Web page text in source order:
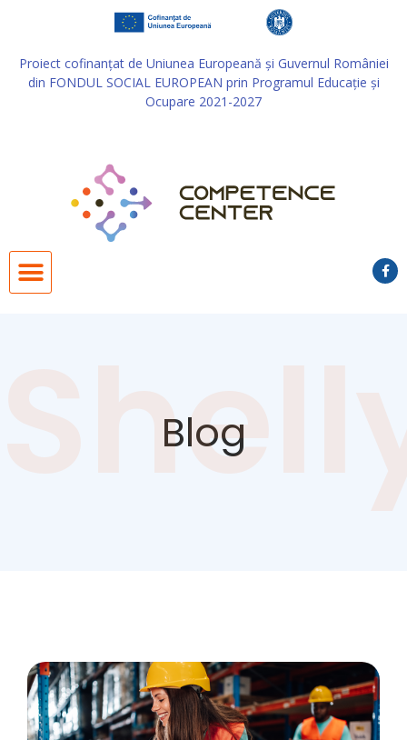
Proiect cofinanţat de Uniunea Europeană și Guvernul României
din FONDUL SOCIAL EUROPEAN prin Programul Educație și
Ocupare 2021-2027
Blog